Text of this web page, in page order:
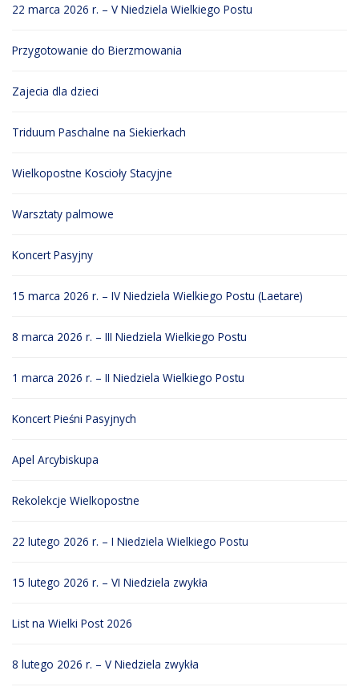
22 marca 2026 r. – V Niedziela Wielkiego Postu
Przygotowanie do Bierzmowania
Zajecia dla dzieci
Triduum Paschalne na Siekierkach
Wielkopostne Koscioły Stacyjne
Warsztaty palmowe
Koncert Pasyjny
15 marca 2026 r. – IV Niedziela Wielkiego Postu (Laetare)
8 marca 2026 r. – III Niedziela Wielkiego Postu
1 marca 2026 r. – II Niedziela Wielkiego Postu
Koncert Pieśni Pasyjnych
Apel Arcybiskupa
Rekolekcje Wielkopostne
22 lutego 2026 r. – I Niedziela Wielkiego Postu
15 lutego 2026 r. – VI Niedziela zwykła
List na Wielki Post 2026
8 lutego 2026 r. – V Niedziela zwykła